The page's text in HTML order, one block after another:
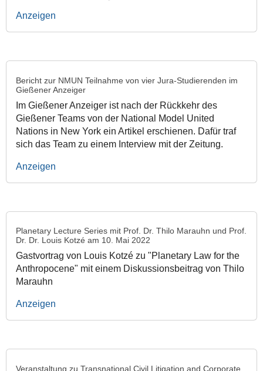
Anzeigen
Bericht zur NMUN Teilnahme von vier Jura-Studierenden im
Gießener Anzeiger
Im Gießener Anzeiger ist nach der Rückkehr des
Gießener Teams von der National Model United
Nations in New York ein Artikel erschienen. Dafür traf
sich das Team zu einem Interview mit der Zeitung.
Anzeigen
Planetary Lecture Series mit Prof. Dr. Thilo Marauhn und Prof.
Dr. Dr. Louis Kotzé am 10. Mai 2022
Gastvortrag von Louis Kotzé zu "Planetary Law for the
Anthropocene" mit einem Diskussionsbeitrag von Thilo
Marauhn
Anzeigen
Veranstaltung zu Transnational Civil Litigation and Corporate